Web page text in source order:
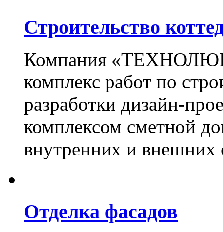
Строительство
Компания
комплекс работ по
разработки дизайн-
комплексом сметной
внутренних и внешних
Отделка фасадов